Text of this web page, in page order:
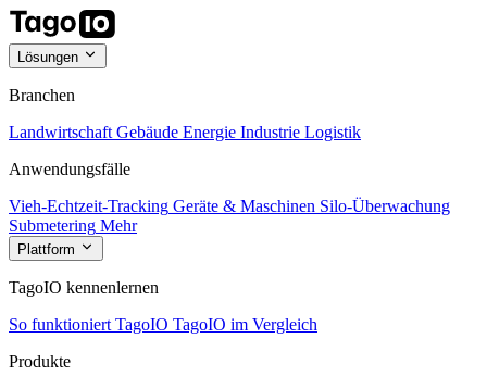
Lösungen
Branchen
Landwirtschaft Gebäude Energie Industrie Logistik
Anwendungsfälle
Vieh-Echtzeit-Tracking Geräte & Maschinen Silo-Überwachung
Submetering Mehr
Plattform
TagoIO kennenlernen
So funktioniert TagoIO TagoIO im Vergleich
Produkte